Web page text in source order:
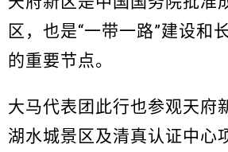
区，也是“一带一路”建设和
的重要节点。
大马代表团此行也参观天府
湖水城景区及清真认证中心